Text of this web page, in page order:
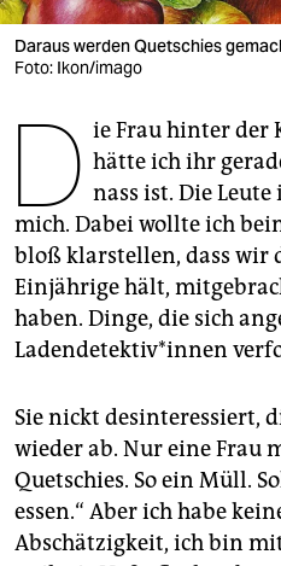
unterstützen
genossenschaft
epaper login
Daraus werden Quetschies
Foto: Ikon/imago
D ie Frau hinter der
hätte ich ihr
nass ist. Die
mich. Dabei wollte ich
bloß klar­stellen, dass wir
Einjährige hält,
haben. Dinge, die sich
La­den­de­tek­ti­v*in­nen
Sie nickt desinteressiert,
wieder ab. Nur eine Frau
Quetschies. So ein Müll.
essen.“ Aber ich habe
Abschätzigkeit, ich bin